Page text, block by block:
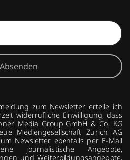
Absenden
zum Newsletter erteile ich
widerrufliche Einwilligung, dass
Media Group GmbH & Co. KG
Mediengesellschaft Zürich AG
Newsletter ebenfalls per E-Mail
journalistische Angebote,
und Weiterbildungsangebote,